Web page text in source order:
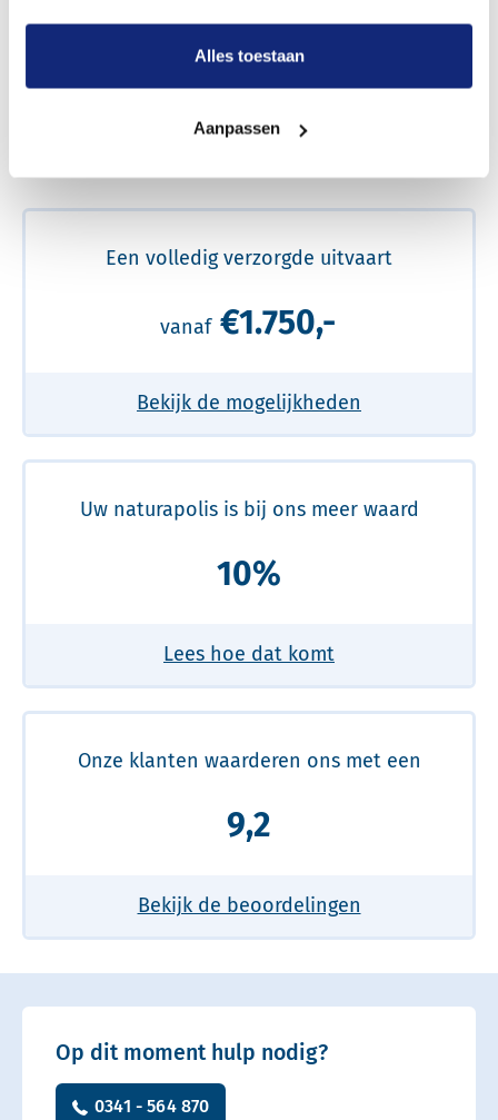
Alles toestaan
Aanpassen
Een betere uitvaart ervaring voor een betere
Een volledig verzorgde uitvaart
vanaf €1.750,-
Bekijk de mogelijkheden
Uw naturapolis is bij ons meer waard
10%
Lees hoe dat komt
Onze klanten waarderen ons met een
9,2
Bekijk de beoordelingen
Op dit moment hulp nodig?
0341 - 564 870